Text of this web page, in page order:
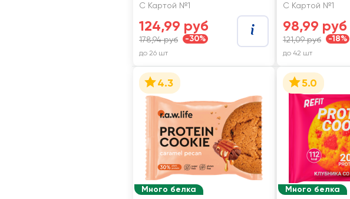
С Картой №1
124,99 руб
178,94 руб -30%
до 26 шт
С Картой №1
98,99 руб
121,09 руб -18%
до 42 шт
Много белка
4.3
Много белка
5.0